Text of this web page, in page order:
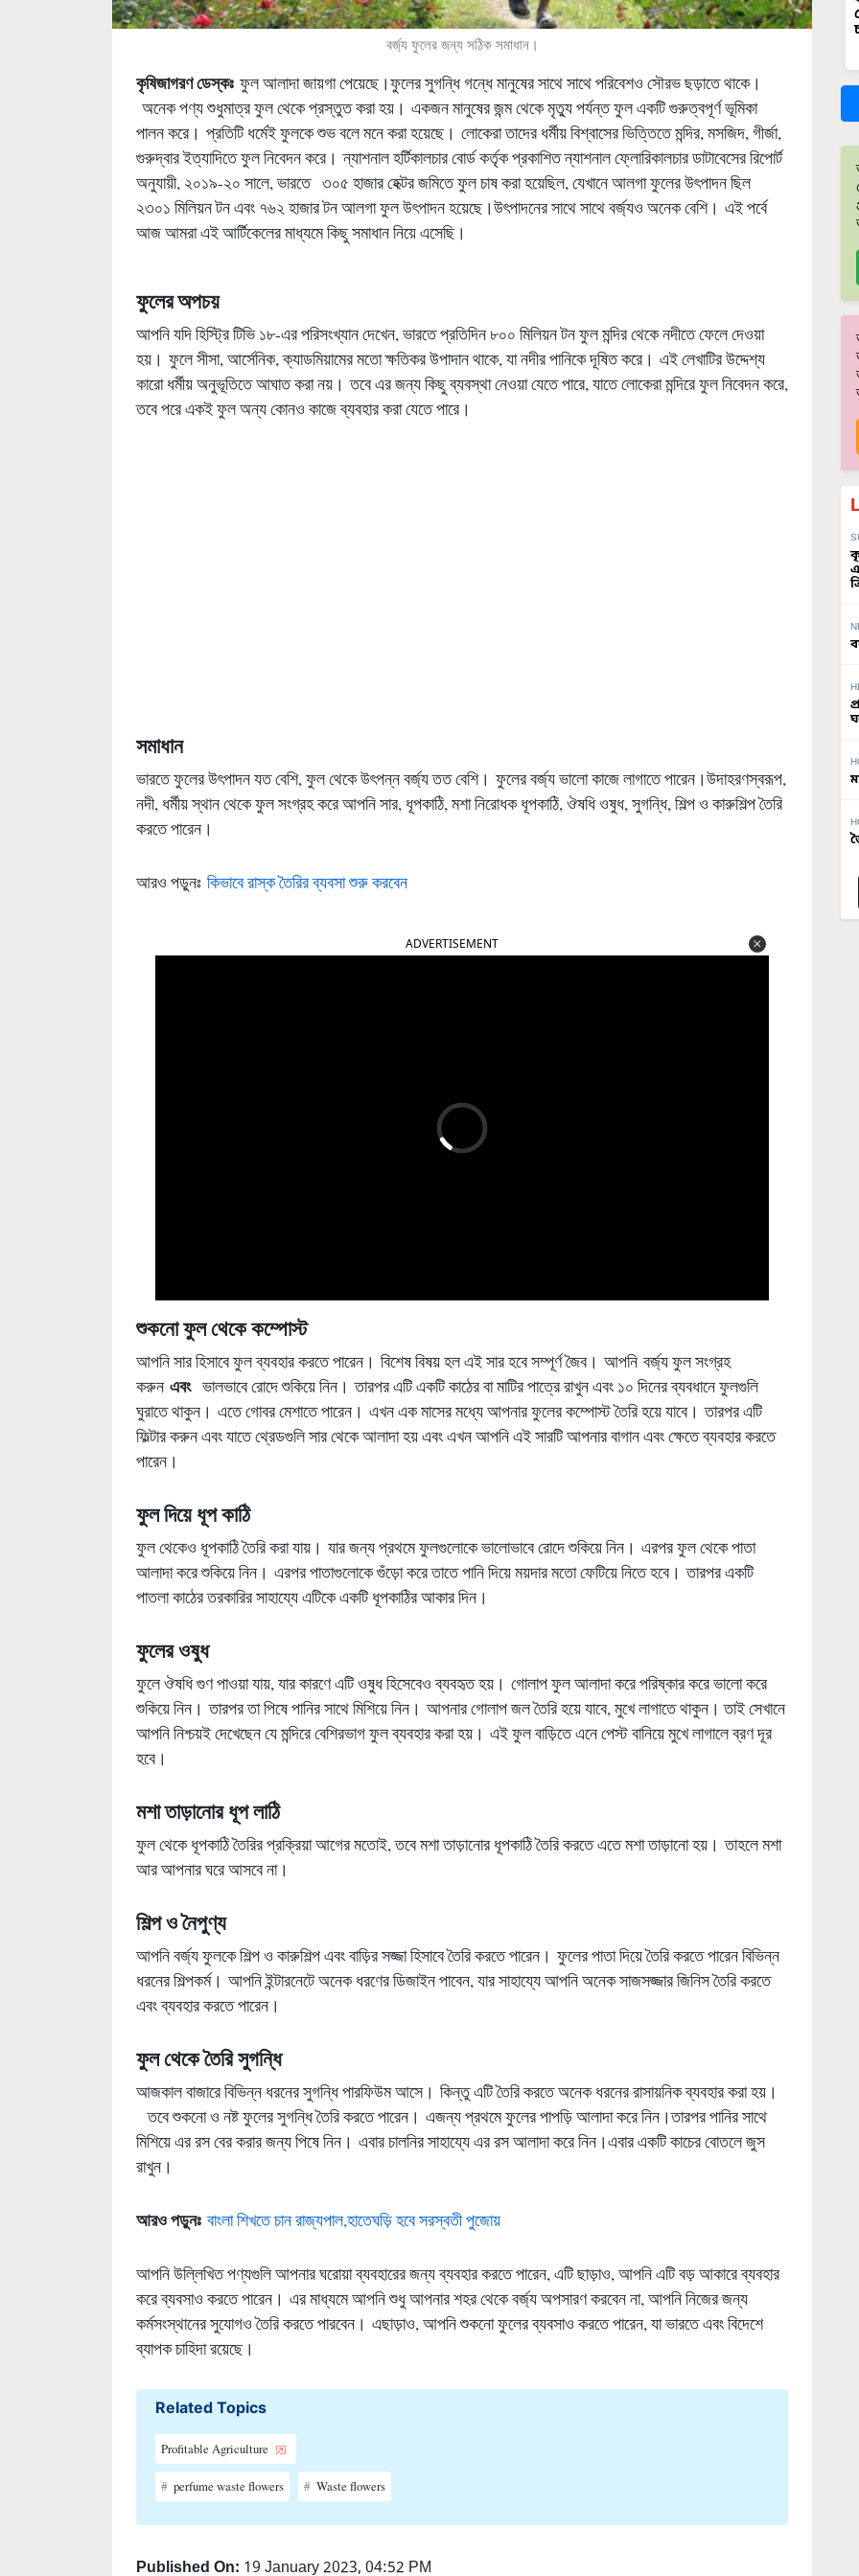
বর্জ্য ফুলের জন্য সঠিক সমাধান।
কৃষিজাগরণ ডেস্কঃ ফুল আলাদা জায়গা পেয়েছে।ফুলের সুগন্ধি গন্ধে মানুষের সাথে সাথে পরিবেশও সৌরভ ছড়াতে থাকে।
অনেক পণ্য শুধুমাত্র ফুল থেকে প্রস্তুত করা হয়। একজন মানুষের জন্ম থেকে মৃত্যু পর্যন্ত ফুল একটি গুরুত্বপূর্ণ ভূমিকা
পালন করে। প্রতিটি ধর্মেই ফুলকে শুভ বলে মনে করা হয়েছে। লোকেরা তাদের ধর্মীয় বিশ্বাসের ভিত্তিতে মন্দির, মসজিদ, গীর্জা,
গুরুদ্বার ইত্যাদিতে ফুল নিবেদন করে। ন্যাশনাল হর্টিকালচার বোর্ড কর্তৃক প্রকাশিত ন্যাশনাল ফ্লোরিকালচার ডাটাবেসের রিপোর্ট
অনুযায়ী, ২০১৯-২০ সালে, ভারতে ৩০৫ হাজার হেক্টর জমিতে ফুল চাষ করা হয়েছিল, যেখানে আলগা ফুলের উৎপাদন ছিল
২৩০১ মিলিয়ন টন এবং ৭৬২ হাজার টন আলগা ফুল উৎপাদন হয়েছে।উৎপাদনের সাথে সাথে বর্জ্যও অনেক বেশি। এই পর্বে
আজ আমরা এই আর্টিকেলের মাধ্যমে কিছু সমাধান নিয়ে এসেছি।
ফুলের অপচয়
আপনি যদি হিস্ট্রি টিভি ১৮-এর পরিসংখ্যান দেখেন, ভারতে প্রতিদিন ৮০০ মিলিয়ন টন ফুল মন্দির থেকে নদীতে ফেলে দেওয়া
হয়। ফুলে সীসা, আর্সেনিক, ক্যাডমিয়ামের মতো ক্ষতিকর উপাদান থাকে, যা নদীর পানিকে দূষিত করে। এই লেখাটির উদ্দেশ্য
কারো ধর্মীয় অনুভূতিতে আঘাত করা নয়। তবে এর জন্য কিছু ব্যবস্থা নেওয়া যেতে পারে, যাতে লোকেরা মন্দিরে ফুল নিবেদন করে,
তবে পরে একই ফুল অন্য কোনও কাজে ব্যবহার করা যেতে পারে।
সমাধান
ভারতে ফুলের উৎপাদন যত বেশি, ফুল থেকে উৎপন্ন বর্জ্য তত বেশি। ফুলের বর্জ্য ভালো কাজে লাগাতে পারেন।উদাহরণস্বরূপ,
নদী, ধর্মীয় স্থান থেকে ফুল সংগ্রহ করে আপনি সার, ধূপকাঠি, মশা নিরোধক ধূপকাঠি, ঔষধি ওষুধ, সুগন্ধি, শিল্প ও কারুশিল্প তৈরি
করতে পারেন।
আরও পড়ুনঃ কিভাবে রাস্ক তৈরির ব্যবসা শুরু করবেন
শুকনোফুল থেকেকম্পোস্ট
আপনি সার হিসাবে ফুল ব্যবহার করতে পারেন। বিশেষ বিষয় হল এই সার হবে সম্পূর্ণ জৈব। আপনি বর্জ্য ফুল সংগ্রহ
এবং
ভালভাবে রোদে শুকিয়ে নিন। তারপর এটি একটি কাঠের বা মাটির পাত্রে রাখুন এবং ১০ দিনের ব্যবধানে ফুলগুলি
ঘুরাতে থাকুন। এতে গোবর মেশাতে পারেন। এখন এক মাসের মধ্যে আপনার ফুলের কম্পোস্ট তৈরি হয়ে যাবে। তারপর এটি
ফিল্টার করুন এবং যাতে থ্রেডগুলি সার থেকে আলাদা হয় এবং এখন আপনি এই সারটি আপনার বাগান এবং ক্ষেতে ব্যবহার করতে
পারেন।
ফুলদিয়ে ধূপকাঠি
ফুল থেকেও ধূপকাঠি তৈরি করা যায়। যার জন্য প্রথমে ফুলগুলোকে ভালোভাবে রোদে শুকিয়ে নিন। এরপর ফুল থেকে পাতা
আলাদা করে শুকিয়ে নিন। এরপর পাতাগুলোকে গুঁড়ো করে তাতে পানি দিয়ে ময়দার মতো ফেটিয়ে নিতে হবে। তারপর একটি
পাতলা কাঠের তরকারির সাহায্যে এটিকে একটি ধূপকাঠির আকার দিন।
ফুলেরওষুধ
ফুলে ঔষধি গুণ পাওয়া যায়, যার কারণে এটি ওষুধ হিসেবেও ব্যবহৃত হয়। গোলাপ ফুল আলাদা করে পরিষ্কার করে ভালো করে
শুকিয়ে নিন। তারপর তা পিষে পানির সাথে মিশিয়ে নিন। আপনার গোলাপ জল তৈরি হয়ে যাবে, মুখে লাগাতে থাকুন। তাই সেখানে
আপনি নিশ্চয়ই দেখেছেন যে মন্দিরে বেশিরভাগ ফুল ব্যবহার করা হয়। এই ফুল বাড়িতে এনে পেস্ট বানিয়ে মুখে লাগালে ব্রণ দূর
হবে।
মশাতাড়ানোর ধূপলাঠি
ফুল থেকে ধূপকাঠি তৈরির প্রক্রিয়া আগের মতোই, তবে মশা তাড়ানোর ধূপকাঠি তৈরি করতে এতে মশা তাড়ানো হয়। তাহলে মশা
আর আপনার ঘরে আসবে না।
শিল্পওনৈপুণ্য
আপনি বর্জ্য ফুলকে শিল্প ও কারুশিল্প এবং বাড়ির সজ্জা হিসাবে তৈরি করতে পারেন। ফুলের পাতা দিয়ে তৈরি করতে পারেন বিভিন্ন
ধরনের শিল্পকর্ম। আপনি ইন্টারনেটে অনেক ধরণের ডিজাইন পাবেন, যার সাহায্যে আপনি অনেক সাজসজ্জার জিনিস তৈরি করতে
এবং ব্যবহার করতে পারেন।
ফুল থেকেতৈরিসুগন্ধি
আজকাল বাজারে বিভিন্ন ধরনের সুগন্ধি পারফিউম আসে। কিন্তু এটি তৈরি করতে অনেক ধরনের রাসায়নিক ব্যবহার করা হয়।
তবে শুকনো ও নষ্ট ফুলের সুগন্ধি তৈরি করতে পারেন। এজন্য প্রথমে ফুলের পাপড়ি আলাদা করে নিন।তারপর পানির সাথে
মিশিয়ে এর রস বের করার জন্য পিষে নিন। এবার চালনির সাহায্যে এর রস আলাদা করে নিন।এবার একটি কাচের বোতলে জুস
রাখুন।
আরও পড়ুনঃ বাংলা শিখতে চান রাজ্যপাল,হাতেঘড়ি হবে সরস্বতী পুজোয়
আপনি উল্লিখিত পণ্যগুলি আপনার ঘরোয়া ব্যবহারের জন্য ব্যবহার করতে পারেন, এটি ছাড়াও, আপনি এটি বড় আকারে ব্যবহার
করে ব্যবসাও করতে পারেন। এর মাধ্যমে আপনি শুধু আপনার শহর থেকে বর্জ্য অপসারণ করবেন না, আপনি নিজের জন্য
কর্মসংস্থানের সুযোগও তৈরি করতে পারবেন। এছাড়াও, আপনি শুকনো ফুলের ব্যবসাও করতে পারেন, যা ভারতে এবং বিদেশে
ব্যাপক চাহিদা রয়েছে।
Related Topics
Profitable Agriculture
perfume waste flowers Waste flowers
Published On: 19 January 2023, 04:52 PM